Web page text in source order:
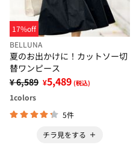
17%off
BELLUNA
夏のお出かけに！カットソー切
替ワンピース
¥ 6,589 ¥5,489 (税込)
1colors
5件
チラ見をする